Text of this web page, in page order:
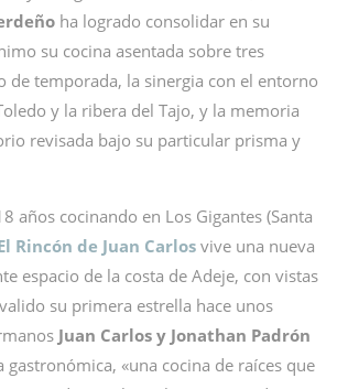
ha logrado consolidar en su
su cocina asentada sobre tres
de temporada, la sinergia con el entorno
y la ribera del Tajo, y la memoria
revisada bajo su particular prisma y
años cocinando en Los Gigantes (Santa
Rincón de Juan Carlos vive una nueva
espacio de la costa de Adeje, con vistas
su primera estrella hace unos
Juan Carlos y Jonathan Padrón
gastronómica, «una cocina de raíces que